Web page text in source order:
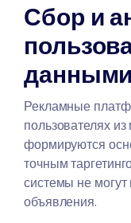
Сбор и
данными
Рекламные
пользователях
формируются
точным
системы не
объявления.